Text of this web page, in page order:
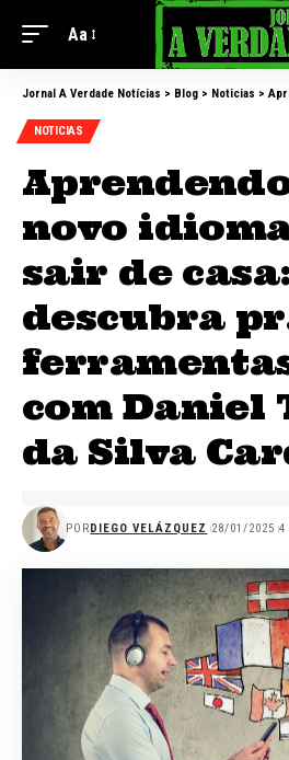
Aa
Jornal A Verdade Notícias > Blog > Noticias > Aprendendo
NOTICIAS
novo
sair de casa:
descubra
com Daniel
da Silva
PORDIEGO VELÁZQUEZ 28/01/2025 4